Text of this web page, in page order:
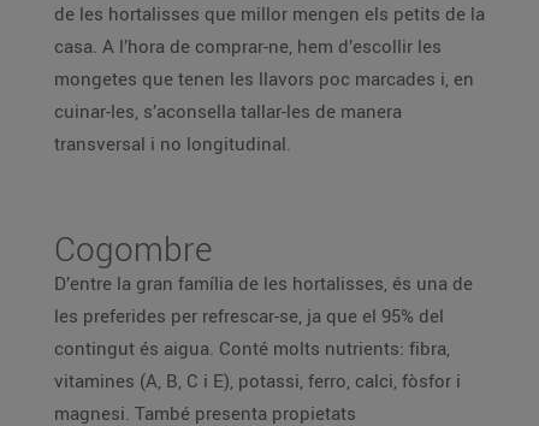
de les hortalisses que millor mengen els petits de la
casa. A l’hora de comprar-ne, hem d’escollir les
mongetes que tenen les llavors poc marcades i, en
cuinar-les, s’aconsella tallar-les de manera
transversal i no longitudinal.
Cogombre
D’entre la gran família de les hortalisses, és una de
les preferides per refrescar-se, ja que el 95% del
contingut és aigua. Conté molts nutrients: fibra,
vitamines (A, B, C i E), potassi, ferro, calci, fòsfor i
magnesi. També presenta propietats